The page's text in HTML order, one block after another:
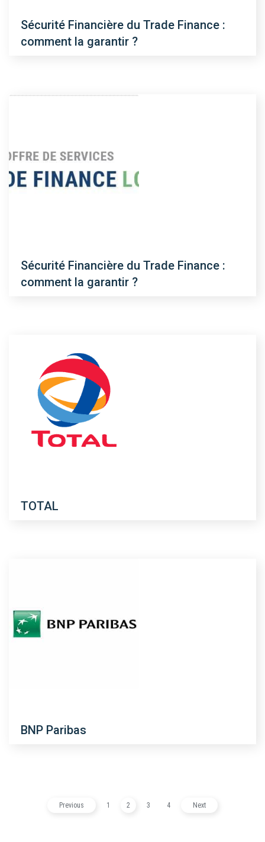
Sécurité Financière du Trade Finance :
comment la garantir ?
Sécurité Financière du Trade Finance :
comment la garantir ?
TOTAL
BNP Paribas
Previous 1 2 3 4 Next